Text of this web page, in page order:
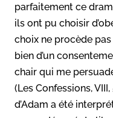
parfaitement ce
ils ont pu choisir
choix ne procède pas
bien d’un
chair qui me
(Les Confessions,
d’Adam a été